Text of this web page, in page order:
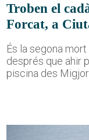
Troben el
Forcat, a
És la segona
després que ahir
piscina des